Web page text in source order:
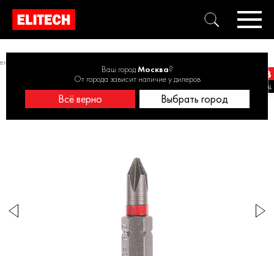
Ваш городМосква?
От города зависит наличие у дилеров
Всё верно Выбрать город